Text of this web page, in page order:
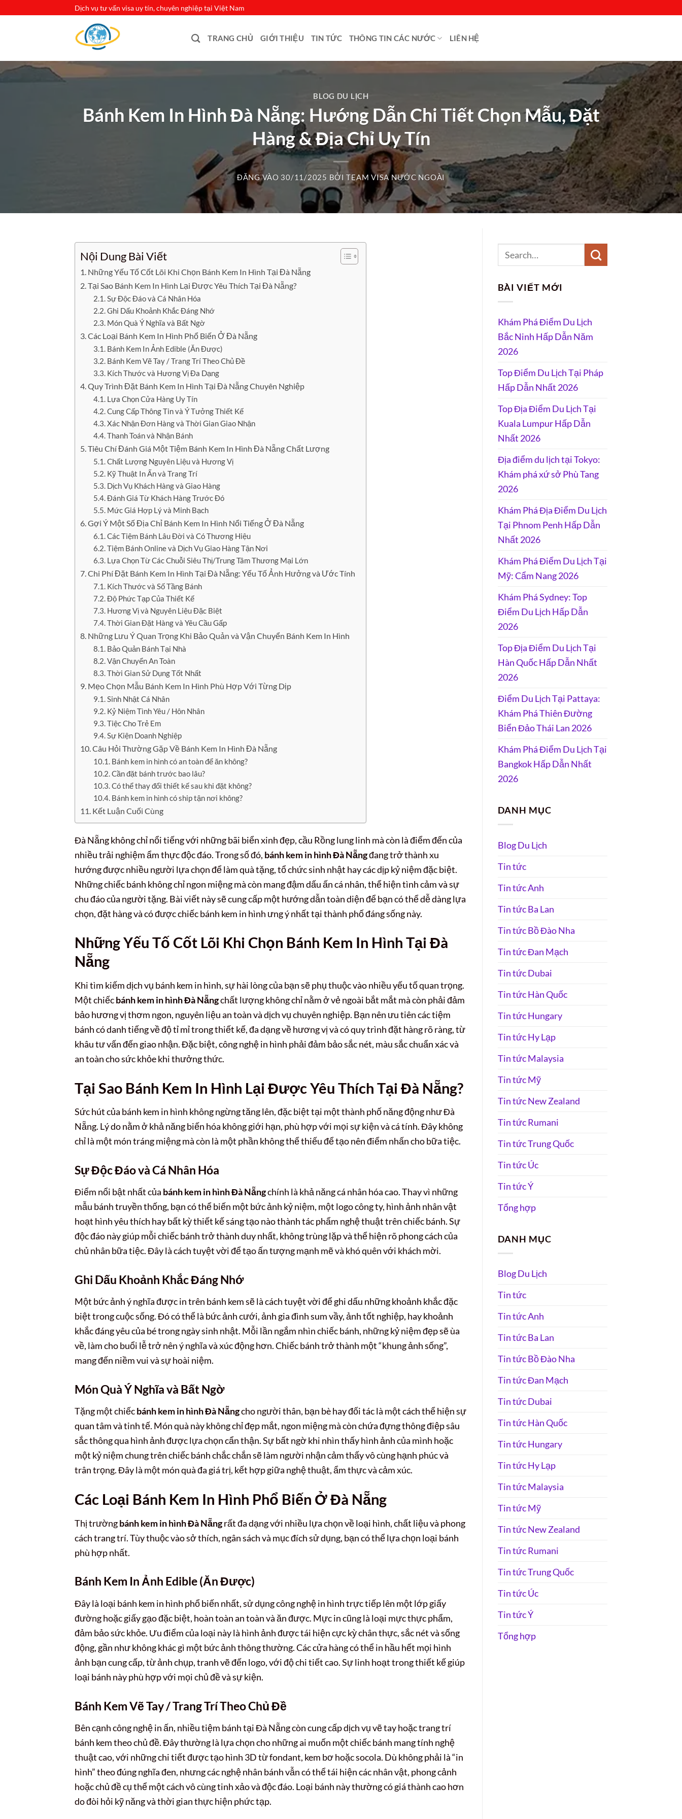
Dịch vụ tư vấn visa uy tín, chuyên nghiệp tại Việt Nam
TRANG CHỦ GIỚI THIỆU TIN TỨC THÔNG TIN CÁC NƯỚC LIÊN HỆ
BLOG DU LỊCH
Bánh Kem In Hình Đà Nẵng: Hướng Dẫn Chi Tiết Chọn Mẫu, Đặt
Hàng & Địa Chỉ Uy Tín
ĐĂNG VÀO 30/11/2025 BỞITEAM VISA NƯỚC NGOÀI
Nội Dung Bài Viết
Những Yếu Tố Cốt Lõi Khi Chọn Bánh Kem In Hình Tại Đà Nẵng
Tại Sao Bánh Kem In Hình Lại Được Yêu Thích Tại Đà Nẵng?
Sự Độc Đáo và Cá Nhân Hóa
Ghi Dấu Khoảnh Khắc Đáng Nhớ
Món Quà Ý Nghĩa và Bất Ngờ
Các Loại Bánh Kem In Hình Phổ Biến Ở Đà Nẵng
Bánh Kem In Ảnh Edible (Ăn Được)
Bánh Kem Vẽ Tay / Trang Trí Theo Chủ Đề
Kích Thước và Hương Vị Đa Dạng
Quy Trình Đặt Bánh Kem In Hình Tại Đà Nẵng Chuyên Nghiệp
Lựa Chọn Cửa Hàng Uy Tín
Cung Cấp Thông Tin và Ý Tưởng Thiết Kế
Xác Nhận Đơn Hàng và Thời Gian Giao Nhận
Thanh Toán và Nhận Bánh
Tiêu Chí Đánh Giá Một Tiệm Bánh Kem In Hình Đà Nẵng Chất Lượng
Chất Lượng Nguyên Liệu và Hương Vị
Kỹ Thuật In Ấn và Trang Trí
Dịch Vụ Khách Hàng và Giao Hàng
Đánh Giá Từ Khách Hàng Trước Đó
Mức Giá Hợp Lý và Minh Bạch
Gợi Ý Một Số Địa Chỉ Bánh Kem In Hình Nổi Tiếng Ở Đà Nẵng
Các Tiệm Bánh Lâu Đời và Có Thương Hiệu
Tiệm Bánh Online và Dịch Vụ Giao Hàng Tận Nơi
Lựa Chọn Từ Các Chuỗi Siêu Thị/Trung Tâm Thương Mại Lớn
Chi Phí Đặt Bánh Kem In Hình Tại Đà Nẵng: Yếu Tố Ảnh Hưởng và Ước Tính
Kích Thước và Số Tầng Bánh
Độ Phức Tạp Của Thiết Kế
Hương Vị và Nguyên Liệu Đặc Biệt
Thời Gian Đặt Hàng và Yêu Cầu Gấp
Những Lưu Ý Quan Trọng Khi Bảo Quản và Vận Chuyển Bánh Kem In Hình
Bảo Quản Bánh Tại Nhà
Vận Chuyển An Toàn
Thời Gian Sử Dụng Tốt Nhất
Mẹo Chọn Mẫu Bánh Kem In Hình Phù Hợp Với Từng Dịp
Sinh Nhật Cá Nhân
Kỷ Niệm Tình Yêu / Hôn Nhân
Tiệc Cho Trẻ Em
Sự Kiện Doanh Nghiệp
Câu Hỏi Thường Gặp Về Bánh Kem In Hình Đà Nẵng
Bánh kem in hình có an toàn để ăn không?
Cần đặt bánh trước bao lâu?
Có thể thay đổi thiết kế sau khi đặt không?
Bánh kem in hình có ship tận nơi không?
Kết Luận Cuối Cùng
Đà Nẵng không chỉ nổi tiếng với những bãi biển xinh đẹp, cầu Rồng lung linh mà còn là điểm đến của
nhiều trải nghiệm ẩm thực độc đáo. Trong số đó, bánh kem in hình Đà Nẵngđang trở thành xu
hướng được nhiều người lựa chọn để làm quà tặng, tổ chức sinh nhật hay các dịp kỷ niệm đặc biệt.
Những chiếc bánh không chỉ ngon miệng mà còn mang đậm dấu ấn cá nhân, thể hiện tình cảm và sự
chu đáo của người tặng. Bài viết này sẽ cung cấp một hướng dẫn toàn diện để bạn có thể dễ dàng lựa
chọn, đặt hàng và có được chiếc bánh kem in hình ưng ý nhất tại thành phố đáng sống này.
Những Yếu Tố Cốt Lõi Khi Chọn Bánh Kem In Hình Tại Đà
Nẵng
Khi tìm kiếm dịch vụ bánh kem in hình, sự hài lòng của bạn sẽ phụ thuộc vào nhiều yếu tố quan trọng.
Một chiếcbánh kem in hình Đà Nẵngchất lượng không chỉ nằm ở vẻ ngoài bắt mắt mà còn phải đảm
bảo hương vị thơm ngon, nguyên liệu an toàn và dịch vụ chuyên nghiệp. Bạn nên ưu tiên các tiệm
bánh có danh tiếng về độ tỉ mỉ trong thiết kế, đa dạng về hương vị và có quy trình đặt hàng rõ ràng, từ
khâu tư vấn đến giao nhận. Đặc biệt, công nghệ in hình phải đảm bảo sắc nét, màu sắc chuẩn xác và
an toàn cho sức khỏe khi thưởng thức.
Tại Sao Bánh Kem In Hình Lại Được Yêu Thích Tại Đà Nẵng?
Sức hút của bánh kem in hình không ngừng tăng lên, đặc biệt tại một thành phố năng động như Đà
Nẵng. Lý do nằm ở khả năng biến hóa không giới hạn, phù hợp với mọi sự kiện và cá tính. Đây không
chỉ là một món tráng miệng mà còn là một phần không thể thiếu để tạo nên điểm nhấn cho bữa tiệc.
Sự Độc Đáo và Cá Nhân Hóa
Điểm nổi bật nhất của bánh kem in hình Đà Nẵngchính là khả năng cá nhân hóa cao. Thay vì những
mẫu bánh truyền thống, bạn có thể biến một bức ảnh kỷ niệm, một logo công ty, hình ảnh nhân vật
hoạt hình yêu thích hay bất kỳ thiết kế sáng tạo nào thành tác phẩm nghệ thuật trên chiếc bánh. Sự
độc đáo này giúp mỗi chiếc bánh trở thành duy nhất, không trùng lặp và thể hiện rõ phong cách của
chủ nhân bữa tiệc. Đây là cách tuyệt vời để tạo ấn tượng mạnh mẽ và khó quên với khách mời.
Ghi Dấu Khoảnh Khắc Đáng Nhớ
Một bức ảnh ý nghĩa được in trên bánh kem sẽ là cách tuyệt vời để ghi dấu những khoảnh khắc đặc
biệt trong cuộc sống. Đó có thể là bức ảnh cưới, ảnh gia đình sum vầy, ảnh tốt nghiệp, hay khoảnh
khắc đáng yêu của bé trong ngày sinh nhật. Mỗi lần ngắm nhìn chiếc bánh, những kỷ niệm đẹp sẽ ùa
về, làm cho buổi lễ trở nên ý nghĩa và xúc động hơn. Chiếc bánh trở thành một “khung ảnh sống”,
mang đến niềm vui và sự hoài niệm.
Món Quà Ý Nghĩa và Bất Ngờ
Tặng một chiếcbánh kem in hình Đà Nẵngcho người thân, bạn bè hay đối tác là một cách thể hiện sự
quan tâm và tinh tế. Món quà này không chỉ đẹp mắt, ngon miệng mà còn chứa đựng thông điệp sâu
sắc thông qua hình ảnh được lựa chọn cẩn thận. Sự bất ngờ khi nhìn thấy hình ảnh của mình hoặc
một kỷ niệm chung trên chiếc bánh chắc chắn sẽ làm người nhận cảm thấy vô cùng hạnh phúc và
trân trọng. Đây là một món quà đa giá trị, kết hợp giữa nghệ thuật, ẩm thực và cảm xúc.
Các Loại Bánh Kem In Hình Phổ Biến Ở Đà Nẵng
Thị trườngbánh kem in hình Đà Nẵngrất đa dạng với nhiều lựa chọn về loại hình, chất liệu và phong
cách trang trí. Tùy thuộc vào sở thích, ngân sách và mục đích sử dụng, bạn có thể lựa chọn loại bánh
phù hợp nhất.
Bánh Kem In Ảnh Edible (Ăn Được)
Đây là loại bánh kem in hình phổ biến nhất, sử dụng công nghệ in hình trực tiếp lên một lớp giấy
đường hoặc giấy gạo đặc biệt, hoàn toàn an toàn và ăn được. Mực in cũng là loại mực thực phẩm,
đảm bảo sức khỏe. Ưu điểm của loại này là hình ảnh được tái hiện cực kỳ chân thực, sắc nét và sống
động, gần như không khác gì một bức ảnh thông thường. Các cửa hàng có thể in hầu hết mọi hình
ảnh bạn cung cấp, từ ảnh chụp, tranh vẽ đến logo, với độ chi tiết cao. Sự linh hoạt trong thiết kế giúp
loại bánh này phù hợp với mọi chủ đề và sự kiện.
Bánh Kem Vẽ Tay / Trang Trí Theo Chủ Đề
Bên cạnh công nghệ in ấn, nhiều tiệm bánh tại Đà Nẵng còn cung cấp dịch vụ vẽ tay hoặc trang trí
bánh kem theo chủ đề. Đây thường là lựa chọn cho những ai muốn một chiếc bánh mang tính nghệ
thuật cao, với những chi tiết được tạo hình 3D từ fondant, kem bơ hoặc socola. Dù không phải là “in
hình” theo đúng nghĩa đen, nhưng các nghệ nhân bánh vẫn có thể tái hiện các nhân vật, phong cảnh
hoặc chủ đề cụ thể một cách vô cùng tinh xảo và độc đáo. Loại bánh này thường có giá thành cao hơn
do đòi hỏi kỹ năng và thời gian thực hiện phức tạp.
BÀI VIẾT MỚI
Khám Phá Điểm Du Lịch
Bắc Ninh Hấp Dẫn Năm
2026
Top Điểm Du Lịch Tại Pháp
Hấp Dẫn Nhất 2026
Top Địa Điểm Du Lịch Tại
Kuala Lumpur Hấp Dẫn
Nhất 2026
Địa điểm du lịch tại Tokyo:
Khám phá xứ sở Phù Tang
2026
Khám Phá Địa Điểm Du Lịch
Tại Phnom Penh Hấp Dẫn
Nhất 2026
Khám Phá Điểm Du Lịch Tại
Mỹ: Cẩm Nang 2026
Khám Phá Sydney: Top
Điểm Du Lịch Hấp Dẫn
2026
Top Địa Điểm Du Lịch Tại
Hàn Quốc Hấp Dẫn Nhất
2026
Điểm Du Lịch Tại Pattaya:
Khám Phá Thiên Đường
Biển Đảo Thái Lan 2026
Khám Phá Điểm Du Lịch Tại
Bangkok Hấp Dẫn Nhất
2026
DANH MỤC
Blog Du Lịch
Tin tức
Tin tức Anh
Tin tức Ba Lan
Tin tức Bồ Đào Nha
Tin tức Đan Mạch
Tin tức Dubai
Tin tức Hàn Quốc
Tin tức Hungary
Tin tức Hy Lạp
Tin tức Malaysia
Tin tức Mỹ
Tin tức New Zealand
Tin tức Rumani
Tin tức Trung Quốc
Tin tức Úc
Tin tức Ý
Tổng hợp
DANH MỤC
Blog Du Lịch
Tin tức
Tin tức Anh
Tin tức Ba Lan
Tin tức Bồ Đào Nha
Tin tức Đan Mạch
Tin tức Dubai
Tin tức Hàn Quốc
Tin tức Hungary
Tin tức Hy Lạp
Tin tức Malaysia
Tin tức Mỹ
Tin tức New Zealand
Tin tức Rumani
Tin tức Trung Quốc
Tin tức Úc
Tin tức Ý
Tổng hợp